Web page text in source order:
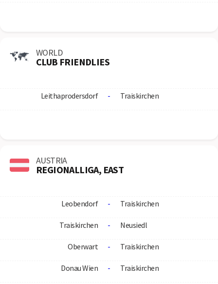
WORLD
CLUB FRIENDLIES
Leithaprodersdorf - Traiskirchen
AUSTRIA
REGIONALLIGA, EAST
Leobendorf - Traiskirchen
Traiskirchen - Neusiedl
Oberwart - Traiskirchen
Donau Wien - Traiskirchen